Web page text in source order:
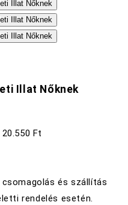
Illat Nőknek
20.550 Ft
és szállítás
rendelés esetén.